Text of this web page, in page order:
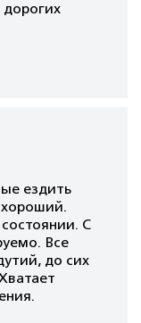
ездить
хороший.
С
Все
до сих